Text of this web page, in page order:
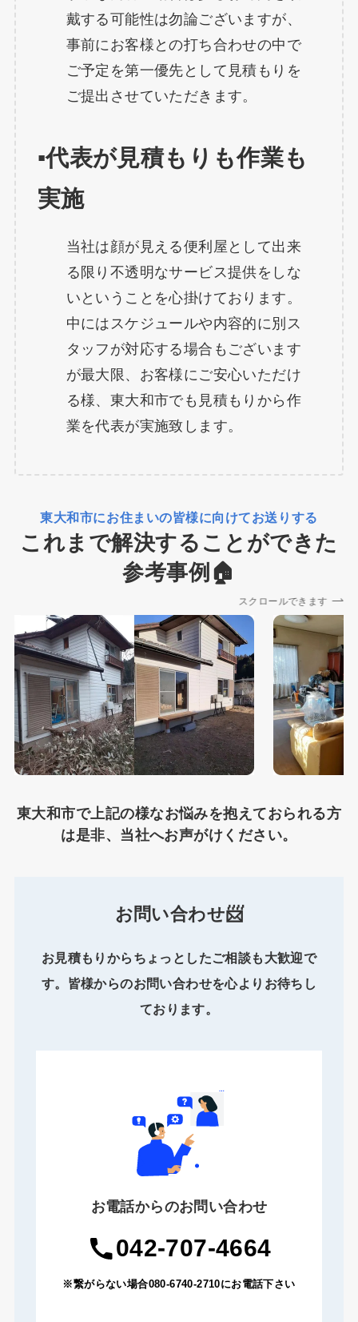
戴する可能性は勿論ございますが、
事前にお客様との打ち合わせの中で
ご予定を第一優先として見積もりを
ご提出させていただきます。
▪️代表が見積もりも作業も
実施
当社は顔が見える便利屋として出来
る限り不透明なサービス提供をしな
いということを心掛けております。
中にはスケジュールや内容的に別ス
タッフが対応する場合もございます
が最大限、お客様にご安心いただけ
る様、東大和市でも見積もりから作
業を代表が実施致します。
東大和市にお住まいの皆様に向けてお送りする
これまで解決することができた
参考事例🏠
スクロールできます
東大和市で上記の様なお悩みを抱えておられる方
は是非、当社へお声がけください。
お問い合わせ📨
お見積もりからちょっとしたご相談も大歓迎で
す。皆様からのお問い合わせを心よりお待ちし
ております。
お電話からのお問い合わせ
042-707-4664
※繋がらない場合080-6740-2710にお電話下さい